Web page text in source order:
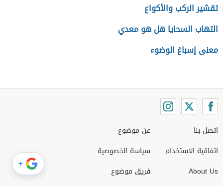
تقشير الركب والأكواع
التهاب السحايا هل هو معدي
معنى إسباغ الوضوء
اتصل بنا
اتفاقية الاستخدام
About Us
عن موضوع
سياسة الخصوصية
فريق موضوع
+